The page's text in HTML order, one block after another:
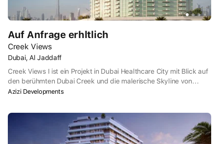
Auf Anfrage erhltlich
Creek Views
Dubai, Al Jaddaff
Creek Views I ist ein Projekt in Dubai Healthcare City mit Blick auf
den berühmten Dubai Creek und die malerische Skyline von
Downtown Dubai. An der Al Khail Road gelegen, ist es nur sieben
DIFC entfernt. Das bedeutet, dass sich das Projekt in
unmittelbarer Nähe zu allen wichtigen Geschäfts-, Freizeit- und
Einzelhandelszentren der Stadt befindet.
Azizi Developments